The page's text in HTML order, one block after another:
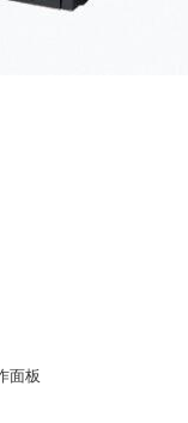
面板